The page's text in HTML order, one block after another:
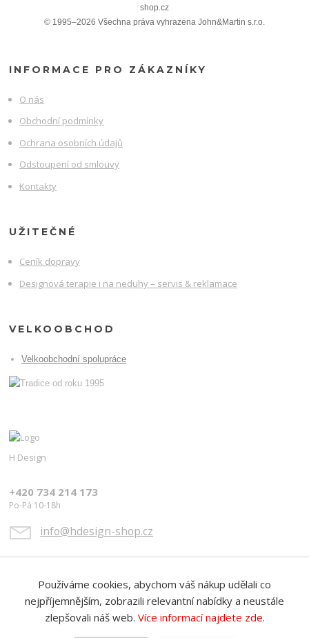
shop.cz
© 1995–2026 Všechna práva vyhrazena John&Martin s.r.o.
INFORMACE PRO ZÁKAZNÍKY
O nás
Obchodní podmínky
Ochrana osobních údajů
Odstoupení od smlouvy
Kontakty
UŽITEČNÉ
Ceník dopravy
Designová terapie i na neduhy – servis & reklamace
VELKOOBCHOD
Velkoobchodní spolupráce
H Design
+420 734 214 173
Po-Pá 10-18h
info@hdesign-shop.cz
Používáme cookies, abychom váš nákup udělali co
nejpříjemnějším, zobrazili relevantní nabídky a neustále
zlepšovali náš web. Více informací najdete zde.